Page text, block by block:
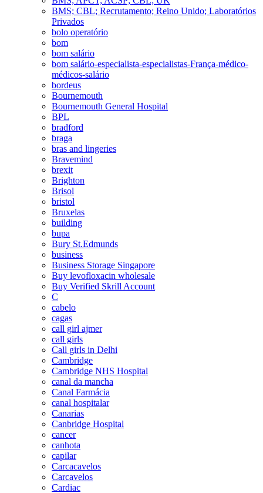
BMS; CBL; Recrutamento; Reino Unido; Laboratórios
Privados
bolo operatório
bom
bom salário
bom salário-especialista-especialistas-França-médico-
médicos-salário
bordeus
Bournemouth
Bournemouth General Hospital
BPL
bradford
braga
bras and lingeries
Bravemind
brexit
Brighton
Brisol
bristol
Bruxelas
building
bupa
Bury St.Edmunds
business
Business Storage Singapore
Buy levofloxacin wholesale
Buy Verified Skrill Account
C
cabelo
cagas
call girl ajmer
call girls
Call girls in Delhi
Cambridge
Cambridge NHS Hospital
canal da mancha
Canal Farmácia
canal hospitalar
Canarias
Canbridge Hospital
cancer
canhota
capilar
Carcacavelos
Carcavelos
Cardiac